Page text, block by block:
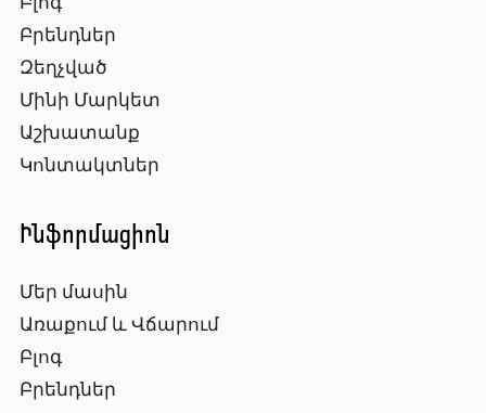
Բլոգ
Բրենդներ
Զեղչված
Մինի Մարկետ
Աշխատանք
Կոնտակտներ
Ինֆորմացիոն
Մեր մասին
Առաքում և Վճարում
Բլոգ
Բրենդներ